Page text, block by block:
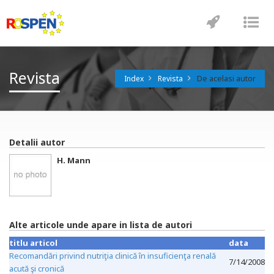
Revista Index Revista De acelasi autor
Detalii autor
H. Mann
Alte articole unde apare in lista de autori
titlu articol
data
Recomandări privind nutriţia clinică în insuficienţa renală
acută şi cronică
7/14/2008